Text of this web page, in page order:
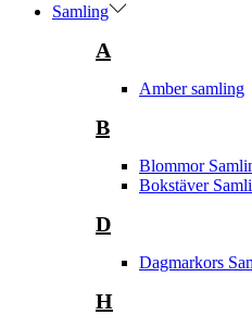
Samling
A
Amber samling
B
Blommor
Bokstäver
D
Dagmarkors
H